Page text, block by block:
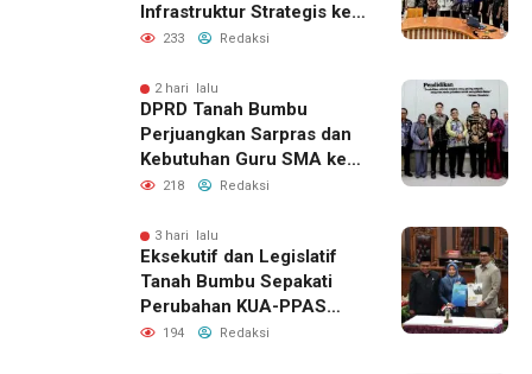
Infrastruktur Strategis ke
BPJN XI Banjarmasin
233 Redaksi
2 hari lalu
DPRD Tanah Bumbu
Perjuangkan Sarpras dan
Kebutuhan Guru SMA ke
Pemprov Kalsel
218 Redaksi
3 hari lalu
Eksekutif dan Legislatif
Tanah Bumbu Sepakati
Perubahan KUA-PPAS
2026, Perkuat Sinergi
194 Redaksi